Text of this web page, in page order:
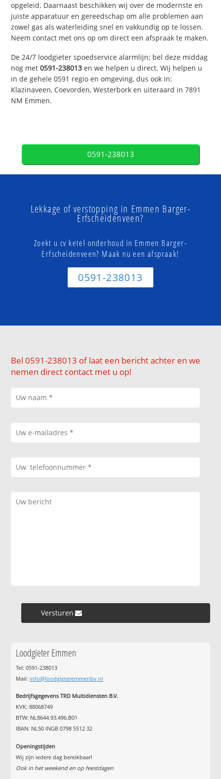
opgeleid. Daarnaast beschikken wij over de modernste en
juiste apparatuur en gereedschap om alle problemen aan
zowel gas als waterleiding snel en vakkundig op te lossen.
Neem contact met ons op om direct een afspraak te maken.
De 24/7 loodgieter spoedservice alarmlijn; bel deze middag
nog met0591-238013 en we helpen u direct. Wij helpen u
in de gehele 0591 regio en omgeving, dus ook in:
Klazinaveen, Coevorden, Westerbork en uiteraard in 7891
NM Emmen.
0591-238013
Lekkage of verstopping in Emmen Barger-
Erfscheidenveen?
Zoekt u cv ketel onderhoud in Emmen Barger-
Erfscheidenveen? Maak nu een afspraak!
0591-238013
Bel 0591-238013 of laat een bericht achter en we
nemen direct contact met u op!
Versturen »
Loodgieter Emmen
Tel: 0591-238013
Mail: info@loodgieteremmenbv.nl
Bedrijfsgegevens TRD Multidiensten B.V.
KVK: 88068749
BTW: NL8644.93.496.B01
IBAN: NL50 INGB 0798 5512 32
Openingstijden
Wij zijn iedere dag bereikbaar!
Ook in het weekend en op feestdagen